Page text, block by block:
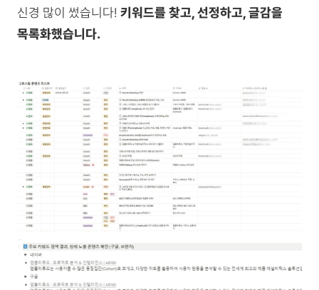
신경 많이 썼습니다! 키워드를 찾고, 선정하고, 글감을
목록화했습니다.